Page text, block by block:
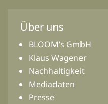
Über uns
BLOOM’s GmbH
Klaus Wagener
Nachhaltigkeit
Mediadaten
Presse